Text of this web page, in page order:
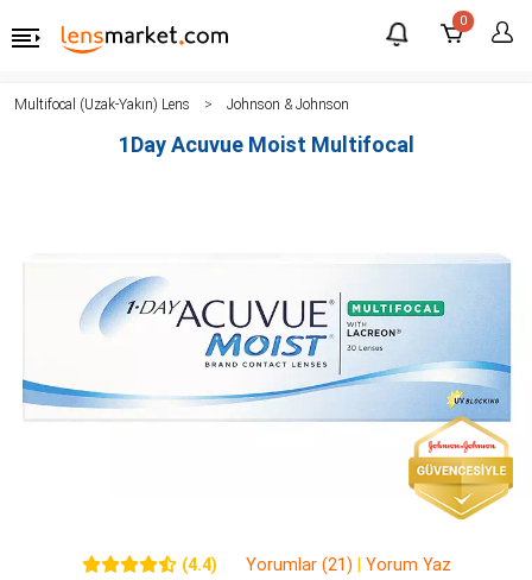
0
Multifocal (Uzak-Yakın) Lens Johnson & Johnson
1Day Acuvue Moist Multifocal
(4.4) Yorumlar (21) Yorum Yaz